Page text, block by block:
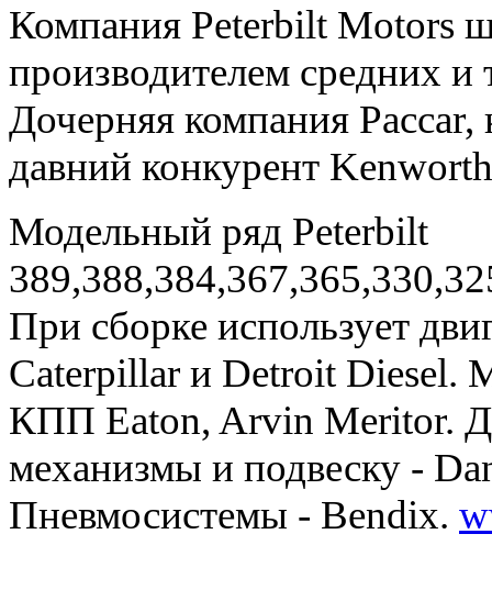
Компания Peterbilt Motors
производителем средних и
Дочерняя компания
давний конкурент
Модельный ряд Peterbilt
При сборке использует
Caterpillar и Detroit Diesel.
КПП Eaton, Arvin Meritor.
механизмы и подвеску -
Пневмосистемы - Bendix.